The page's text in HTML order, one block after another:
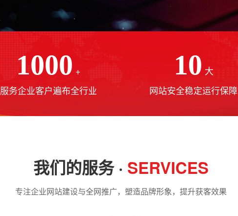
1000 +
服务企业客户遍布全行业
10 大
网站安全稳定运行保障
我们的服务 · SERVICES
专注企业网站建设与全网推广，塑造品牌形象，提升获客效果